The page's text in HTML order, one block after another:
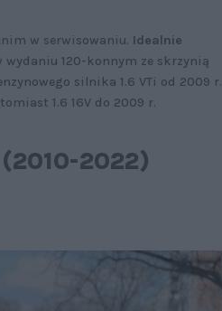
w serwisowaniu. Idealnie
wydaniu 120-konnym ze skrzynią
silnika 1.6 VTi od 2009 r.
1.6 16V do 2009 r.
2022)